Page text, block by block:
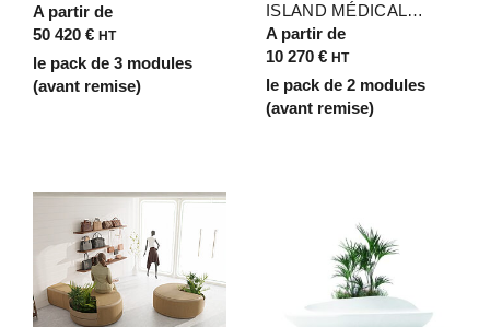
MARCHANDE 48 places
– Mobilier
Bois/Jardinières pour
l’Agencement des
Galeries Marchandes
A partir de
50 420 € HT
le pack de 3 modules
(avant remise)
ISLAND MÉDICAL
ENFANT 10 places –
Bancs Bois aux Formes
Arrondies Organiques
A partir de
10 270 € HT
le pack de 2 modules
(avant remise)